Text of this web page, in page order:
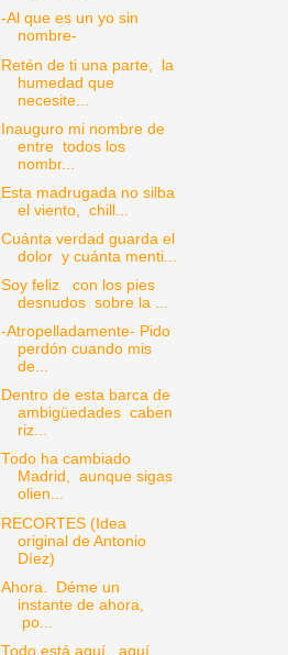
-Al que es un yo sin
nombre-
Retén de ti una parte, la
humedad que
necesite...
Inauguro mi nombre de
entre todos los
nombr...
Esta madrugada no silba
el viento, chill...
Cuánta verdad guarda el
dolor y cuánta menti...
Soy feliz con los pies
desnudos sobre la ...
-Atropelladamente- Pido
perdón cuando mis
de...
Dentro de esta barca de
ambigüedades caben
riz...
Todo ha cambiado
Madrid, aunque sigas
olien...
RECORTES (Idea
original de Antonio
Díez)
Ahora. Déme un
instante de ahora,
po...
Todo está aquí, aquí